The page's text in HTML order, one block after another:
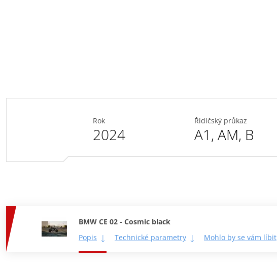
Rok
2024
Řidičský průkaz
A1 , AM, B
BMW CE 02 - Cosmic black
Popis
Technické parametry Mohlo by se vám líbit